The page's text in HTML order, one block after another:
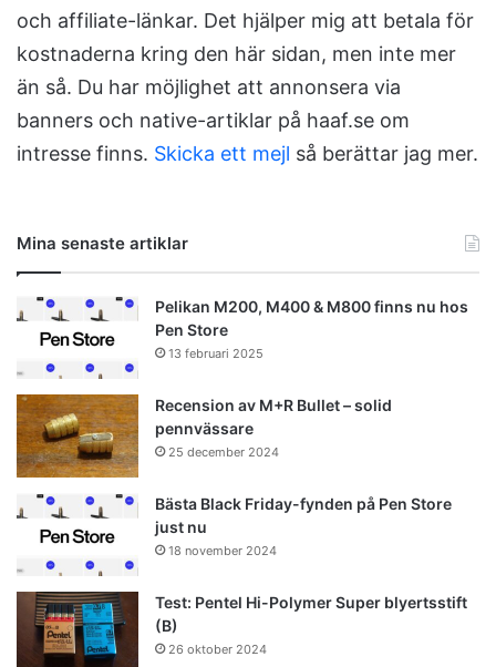
och affiliate-länkar. Det hjälper mig att betala för
kostnaderna kring den här sidan, men inte mer
än så. Du har möjlighet att annonsera via
banners och native-artiklar på haaf.se om
intresse finns. Skicka ett mejl så berättar jag mer.
Mina senaste artiklar
Pelikan M200, M400 & M800 finns nu hos
Pen Store
13 februari 2025
Recension av M+R Bullet – solid
pennvässare
25 december 2024
Bästa Black Friday-fynden på Pen Store
just nu
18 november 2024
Test: Pentel Hi-Polymer Super blyertsstift
(B)
26 oktober 2024